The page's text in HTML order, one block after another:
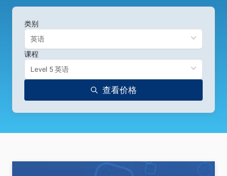
类别
英语
课程
Level 5 英语
查看价格